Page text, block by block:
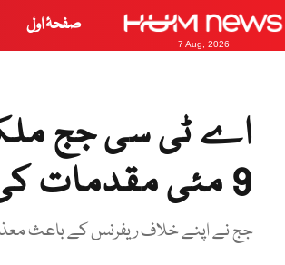
7 Aug, 2026
صفحۂ اول
اے ٹی سی جج
9 مئی مقدمات کی سماعت سے معذرت
جج نے اپنے خلاف ریفرنس کے باعث